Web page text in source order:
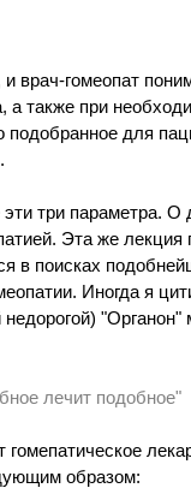
врач-гомеопат
а также при
подобранное для
три параметра. О
Эта же
в поисках
Иногда я
"Органон"
лечит подобное"
гомепатическое
образом: